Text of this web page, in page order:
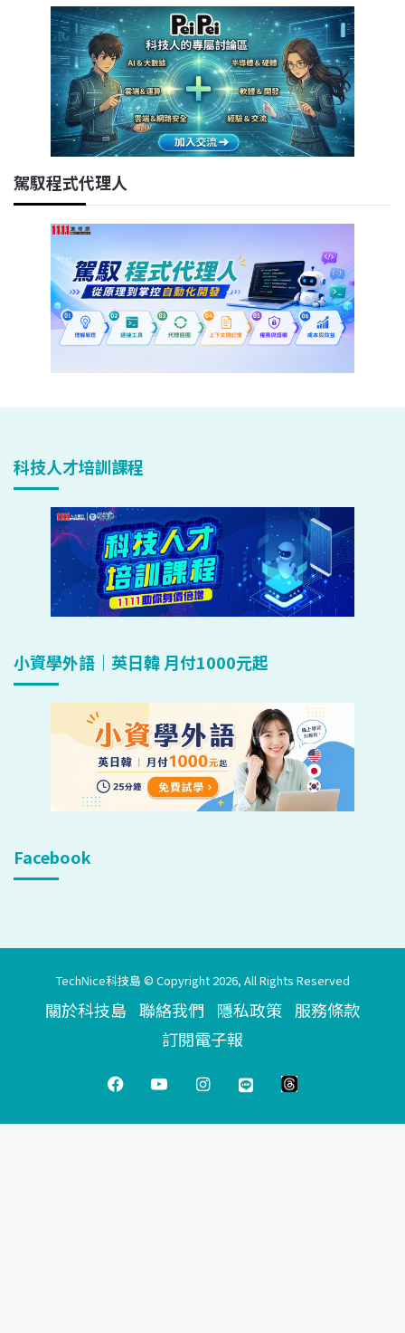
駕馭程式代理人
科技人才培訓課程
小資學外語｜英日韓 月付1000元起
Facebook
TechNice科技島 © Copyright 2026, All Rights Reserved
關於科技島 聯絡我們 隱私政策 服務條款
訂閱電子報